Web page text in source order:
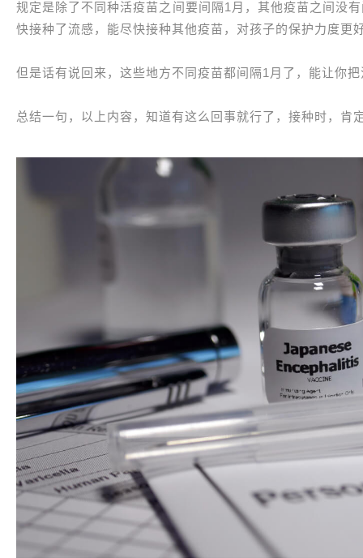
规定是除了不同种活疫苗之间要间隔1月，其他疫苗之间没
快接种了流感，能尽快接种其他疫苗，对孩子的保护力度更
但是话有说回来，这些地方不同疫苗都间隔1月了，能让你
总结一句，以上内容，知道有这么回事就行了，接种时，肯